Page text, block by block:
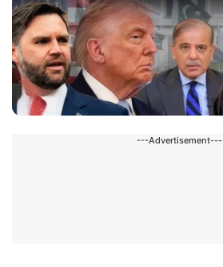
---Advertisement---